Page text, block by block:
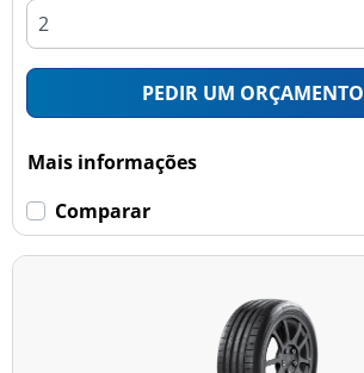
PEDIR UM ORÇAMENTO
Mais informações
Comparar